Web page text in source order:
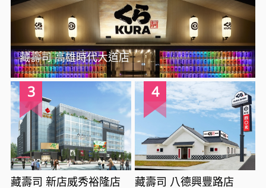
藏壽司 高雄時代大道店
3
藏壽司 新店威秀裕隆店
4
藏壽司 八德興豐路店